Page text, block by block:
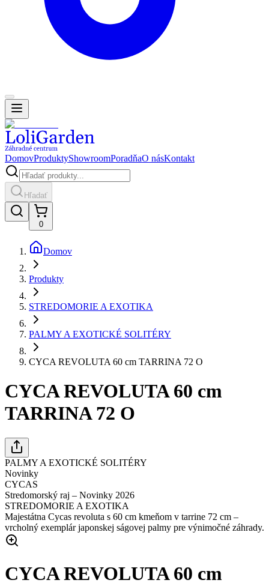
DomovProduktyShowroomPoradňaO násKontakt
Hľadať
0
Domov
Produkty
STREDOMORIE A EXOTIKA
PALMY A EXOTICKÉ SOLITÉRY
CYCA REVOLUTA 60 cm TARRINA 72 O
CYCA REVOLUTA 60 cm
TARRINA 72 O
PALMY A EXOTICKÉ SOLITÉRY
Novinky
CYCAS
Stredomorský raj – Novinky 2026
STREDOMORIE A EXOTIKA
Majestátna Cycas revoluta s 60 cm kmeňom v tarrine 72 cm –
vrcholný exemplár japonskej ságovej palmy pre výnimočné záhrady.
CYCA REVOLUTA 60 cm